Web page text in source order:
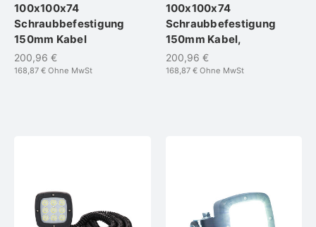
100x100x74
Schraubbefestigung
150mm Kabel
200,96 €
168,87 € Ohne MwSt
100x100x74
Schraubbefestigung
150mm Kabel,
200,96 €
168,87 €Ohne MwSt